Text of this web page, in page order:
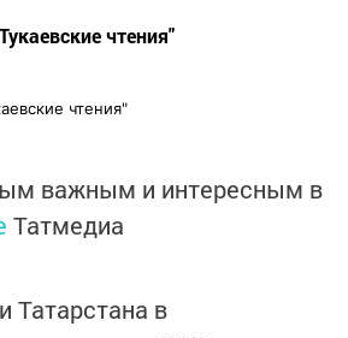
чтения"
чтения"
важным и интересным в
Татмедиа
Татарстана в